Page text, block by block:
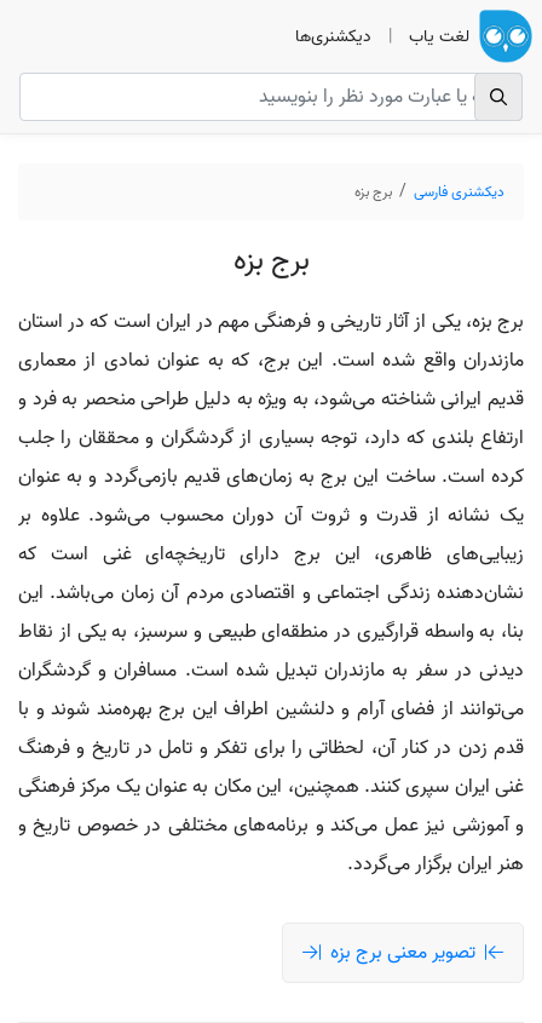
لغت یاب | دیکشنری‌ها
دیکشنری فارسی برج بزه
برج بزه
برج بزه، یکی از آثار تاریخی و فرهنگی مهم در ایران است که در استان
مازندران واقع شده است. این برج، که به عنوان نمادی از معماری
قدیم ایرانی شناخته می‌شود، به ویژه به دلیل طراحی منحصر به فرد و
ارتفاع بلندی که دارد، توجه بسیاری از گردشگران و محققان را جلب
کرده است. ساخت این برج به زمان‌های قدیم بازمی‌گردد و به عنوان
یک نشانه از قدرت و ثروت آن دوران محسوب می‌شود. علاوه بر
زیبایی‌های ظاهری، این برج دارای تاریخچه‌ای غنی است که
نشان‌دهنده زندگی اجتماعی و اقتصادی مردم آن زمان می‌باشد. این
بنا، به واسطه قرارگیری در منطقه‌ای طبیعی و سرسبز، به یکی از نقاط
دیدنی در سفر به مازندران تبدیل شده است. مسافران و گردشگران
می‌توانند از فضای آرام و دلنشین اطراف این برج بهره‌مند شوند و با
قدم زدن در کنار آن، لحظاتی را برای تفکر و تامل در تاریخ و فرهنگ
غنی ایران سپری کنند. همچنین، این مکان به عنوان یک مرکز فرهنگی
و آموزشی نیز عمل می‌کند و برنامه‌های مختلفی در خصوص تاریخ و
هنر ایران برگزار می‌گردد.
تصویر معنی برج بزه